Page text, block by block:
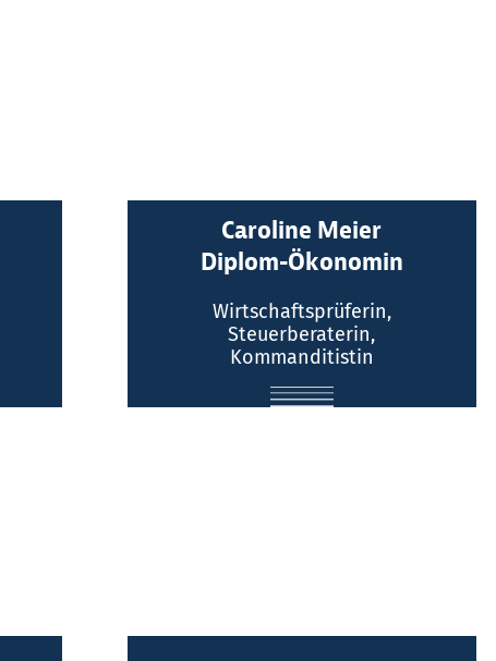
Caroline Meier
Diplom-Ökonomin
Wirtschaftsprüferin,
Steuerberaterin,
Kommanditistin
Kontakt:
E-Mail